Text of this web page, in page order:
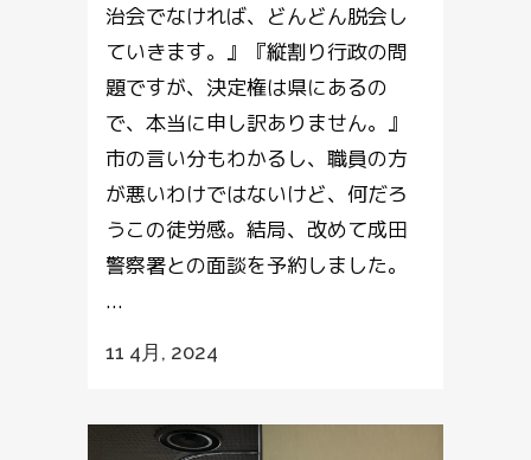
治会でなければ、どんどん脱会し
ていきます。』『縦割り行政の問
題ですが、決定権は県にあるの
で、本当に申し訳ありません。』
市の言い分もわかるし、職員の方
が悪いわけではないけど、何だろ
うこの徒労感。結局、改めて成田
警察署との面談を予約しました。
...
11 4月, 2024